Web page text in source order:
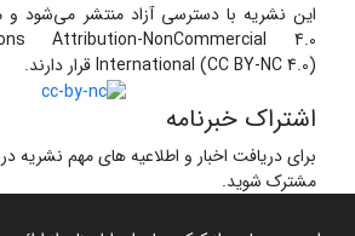
این نشریه با دسترسی آزاد منتشر می‌شود
Attribution-NonCommercial 4.0
International (CC BY-NC 4.0) قرار دارند.
اشتراک خبرنامه
برای دریافت اخبار و اطلاعیه های مهم نشریه
مشترک شوید.